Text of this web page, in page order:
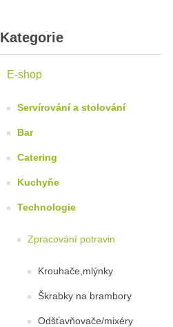
Kategorie
E-shop
Servírování a stolování
Bar
Catering
Kuchyňe
Technologie
Zpracování potravin
Krouhače,mlýnky
Škrabky na brambory
Odšťavňovače/mixéry